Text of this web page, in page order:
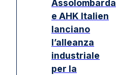
Assolombarda
e AHK Italien
lanciano
l’alleanza
industriale
per la